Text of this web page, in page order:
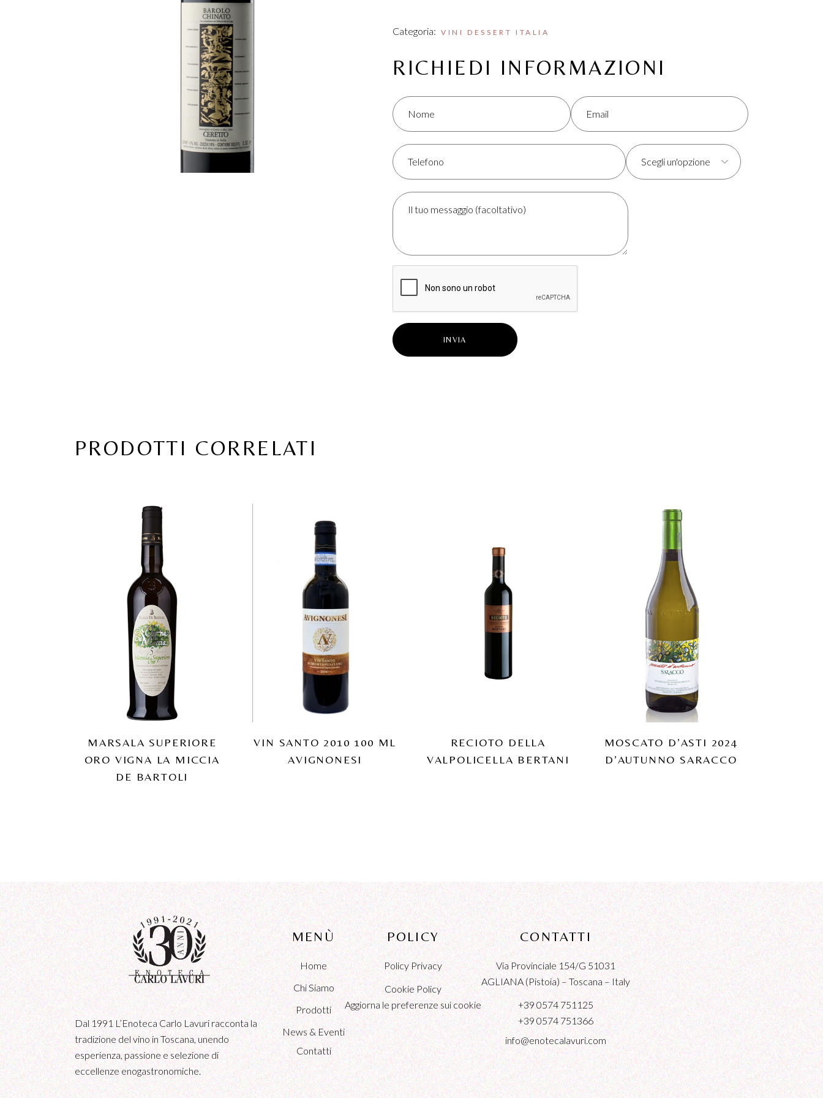
Categoria: VINI DESSERT ITALIA
RICHIEDI INFORMAZIONI
INVIA
PRODOTTI CORRELATI
MARSALA SUPERIORE
ORO VIGNA LA MICCIA
DE BARTOLI
VIN SANTO 2010 100 ML
AVIGNONESI
RECIOTO DELLA
VALPOLICELLA BERTANI
MOSCATO D’ASTI 2024
D’AUTUNNO SARACCO
Dal 1991 L’Enoteca Carlo Lavuri racconta la
tradizione del vino in Toscana, unendo
esperienza, passione e selezione di
eccellenze enogastronomiche.
MENÙ
Home
Chi Siamo
Prodotti
News & Eventi
Contatti
POLICY
Policy Privacy
Cookie Policy
Aggiorna le preferenze sui cookie
CONTATTI
Via Provinciale 154/G 51031
AGLIANA (Pistoia) – Toscana – Italy
+39 0574 751125
+39 0574 751366
info@enotecalavuri.com